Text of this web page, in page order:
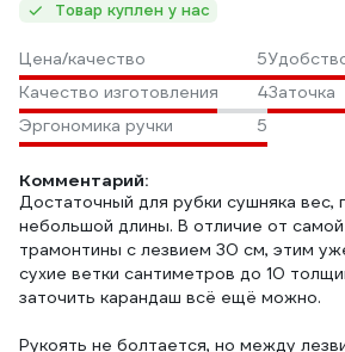
Товар куплен у нас
Цена/качество 5
Качество изготовления
4Заточка
Эргономика ручки
5
Комментарий:
Достаточный для рубки сушняка вес,
небольшой длины. В отличие от
трамонтины с лезвием 30 см, этим
сухие ветки сантиметров до 10
заточить карандаш всё ещё можно.
Рукоять не болтается, но между